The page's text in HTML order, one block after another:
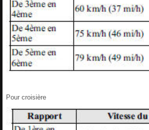
Pour croisière